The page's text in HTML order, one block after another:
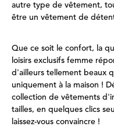
autre type de vêtement,
être un vêtement de
Que ce soit le confort, la
loisirs exclusifs femme
d'ailleurs tellement beaux
uniquement à la maison !
collection de vêtements
tailles, en quelques clics
laissez-vous convaincre !